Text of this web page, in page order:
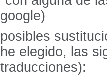
google)
posibles
he elegido, las
traducciones):